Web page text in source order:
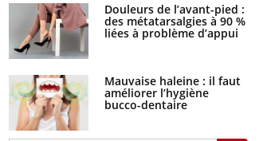
Douleurs de l’avant-pied :
des métatarsalgies à 90 %
liées à problème d’appui
Mauvaise haleine : il faut
améliorer l’hygiène
bucco-dentaire